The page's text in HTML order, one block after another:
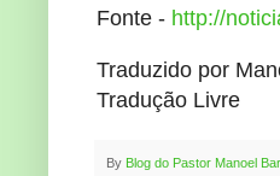
Fonte - http://
Traduzido por
Tradução Livre
By Blog do Pastor Manoel